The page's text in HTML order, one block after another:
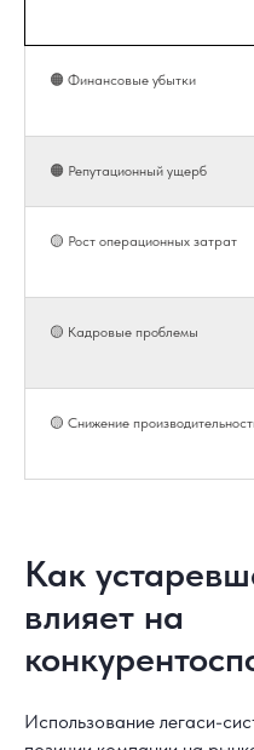
🟠 Финансовые убытки
🟠 Репутационный ущерб
🟡 Рост операционных затрат
🟡 Кадровые проблемы
🟡 Снижение
Как
влияет на
Использование легаси-